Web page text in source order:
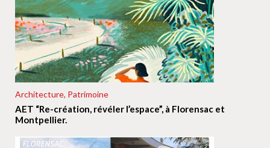
Architecture, Patrimoine
AET “Re-création, révéler l’espace”, à Florensac et
Montpellier.